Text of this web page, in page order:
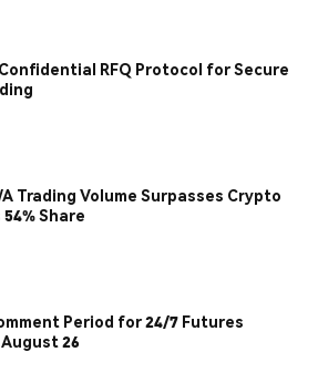
RFQ Protocol for Secure
Trading Volume Surpasses Crypto
Share
Period for 24/7 Futures
26